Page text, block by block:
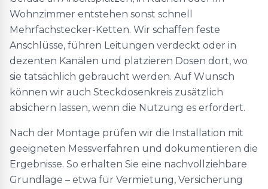
Wohnzimmer entstehen sonst schnell
Mehrfachstecker-Ketten. Wir schaffen feste
Anschlüsse, führen Leitungen verdeckt oder in
dezenten Kanälen und platzieren Dosen dort, wo
sie tatsächlich gebraucht werden. Auf Wunsch
können wir auch Steckdosenkreis zusätzlich
absichern lassen, wenn die Nutzung es erfordert.
Nach der Montage prüfen wir die Installation mit
geeigneten Messverfahren und dokumentieren die
Ergebnisse. So erhalten Sie eine nachvollziehbare
Grundlage – etwa für Vermietung, Versicherung